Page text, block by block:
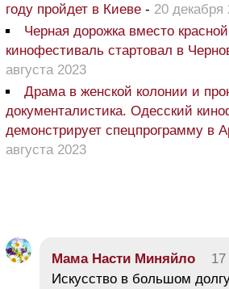
году пройдет в Киеве - 20 декабря
Черная дорожка вместо
кинофестиваль стартовал в
августа 2023
Драма в женской колонии и
документалистика. Одесский
демонстрирует спецпрограмму в
августа 2023
Мама Насти Миняйло 17
Искусство в большом